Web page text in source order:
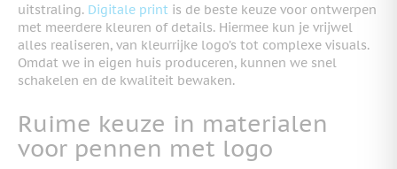
uitstraling. Digitale print is de beste keuze voor ontwerpen
met meerdere kleuren of details. Hiermee kun je vrijwel
alles realiseren, van kleurrijke logo’s tot complexe visuals.
Omdat we in eigen huis produceren, kunnen we snel
schakelen en de kwaliteit bewaken.
Ruime keuze in materialen
voor pennen met logo